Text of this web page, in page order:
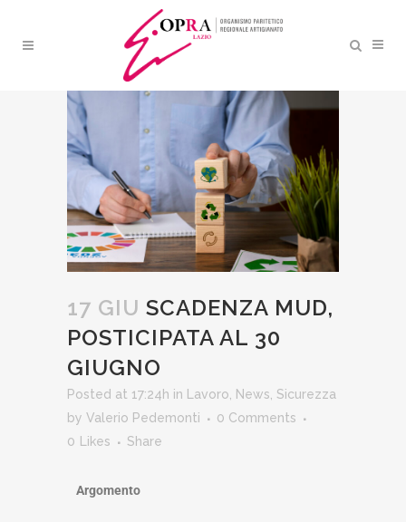
SCADENZA MUD,
POSTICIPATA AL 30 GIUGNO
17 GIU SCADENZA MUD,
POSTICIPATA AL 30
GIUGNO
Posted at 17:24h in Lavoro News Sicurezza
by Valerio Pedemonti
0 Comments
0
Likes Share
Argomento